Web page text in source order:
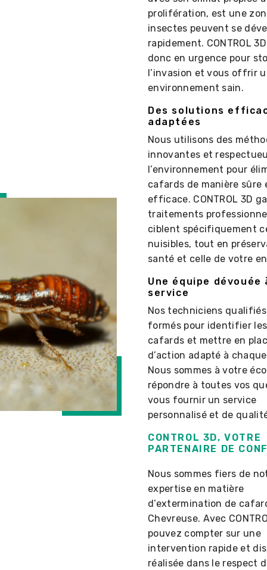
prolifération, est une
insectes peuvent se
rapidement. CONTROL
donc en urgence pour
l’invasion et vous offrir
environnement sain.
Des solutions
adaptées
Nous utilisons des
innovantes et
l’environnement pour
cafards de manière sûre
efficace. CONTROL 3D
traitements
ciblent spécifiquement
nuisibles, tout en
santé et celle de votre
Une équipe dévouée
service
Nos techniciens
formés pour identifier
cafards et mettre en
d’action adapté à
Nous sommes à votre
répondre à toutes vos
vous fournir un service
personnalisé et de
CONTROL 3D, VOTRE
PARTENAIRE DE
Nous sommes fiers de
expertise en matière
d’extermination de
Chevreuse. Avec
pouvez compter sur une
intervention rapide et
réalisée dans le respect